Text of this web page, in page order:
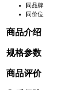
同品牌
同价位
商品介绍
规格参数
商品评价